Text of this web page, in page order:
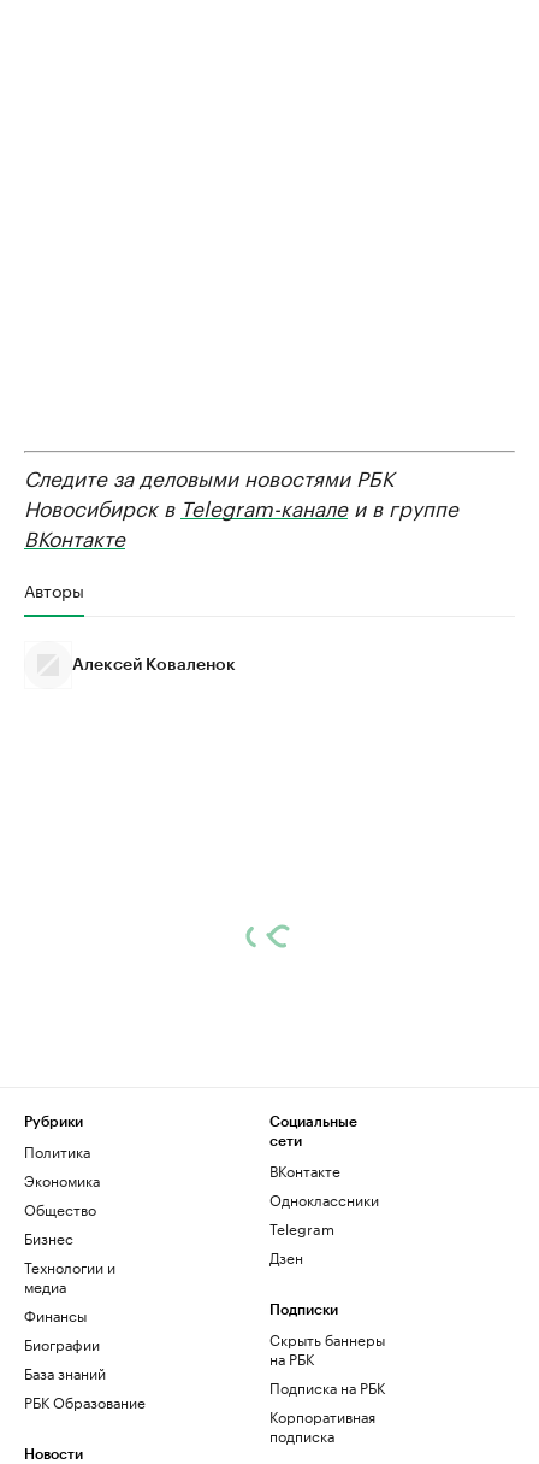
Следите за деловыми новостями РБК
Новосибирск в Telegram-каналеи в группе
ВКонтакте
Авторы
Алексей Коваленок
Рубрики
Политика
Экономика
Общество
Бизнес
Технологии и
медиа
Финансы
Биографии
База знаний
РБК Образование
Новости
Социальные
сети
ВКонтакте
Одноклассники
Telegram
Дзен
Подписки
Скрыть баннеры
на РБК
Подписка на РБК
Корпоративная
подписка